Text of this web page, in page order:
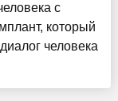
с
который
человека